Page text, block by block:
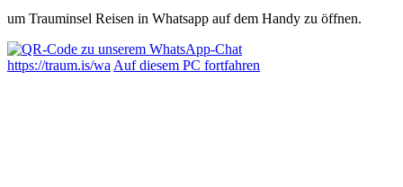
um Trauminsel Reisen in Whatsapp auf dem Handy zu öffnen.
https://traum.is/wa Auf diesem PC fortfahren